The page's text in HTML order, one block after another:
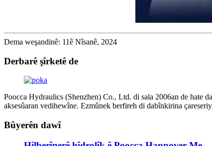
Dema weşandinê: 11ê Nîsanê, 2024
Derbarê şîrketê de
Poocca Hydraulics (Shenzhen) Co., Ltd. di sala 2006an de
aksesûaran vedihewîne. Ezmûnek berfireh di dabînkirina
Bûyerên dawî